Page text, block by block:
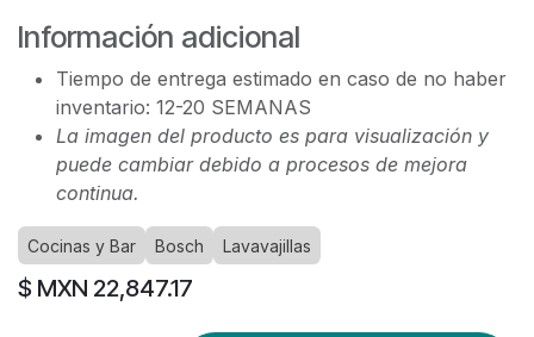
Información adicional
Tiempo de entrega estimado en caso de no haber
inventario: 12-20 SEMANAS
La imagen del producto es para visualización y
puede cambiar debido a procesos de mejora
continua.
Cocinas y Bar Bosch Lavavajillas
$ MXN 22,847.17